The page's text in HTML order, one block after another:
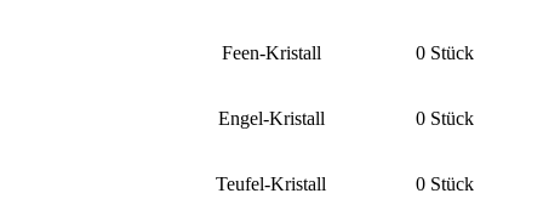
Feen-Kristall 0 Stück
Engel-Kristall 0 Stück
Teufel-Kristall 0 Stück